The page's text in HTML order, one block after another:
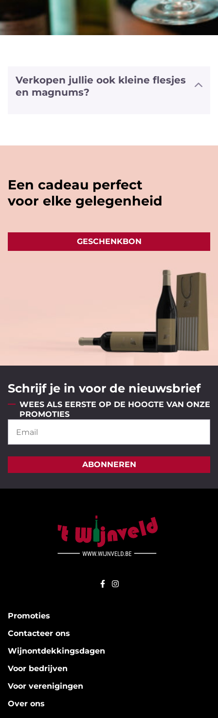
Verkopen jullie ook kleine flesjes
en magnums?
Een cadeau perfect
voor elke gelegenheid
GESCHENKBON
Schrijf je in voor de nieuwsbrief
WEES ALS EERSTE OP DE HOOGTE VAN ONZE
PROMOTIES
ABONNEREN
Promoties
Contacteer ons
Wijnontdekkingsdagen
Voor bedrijven
Voor verenigingen
Over ons